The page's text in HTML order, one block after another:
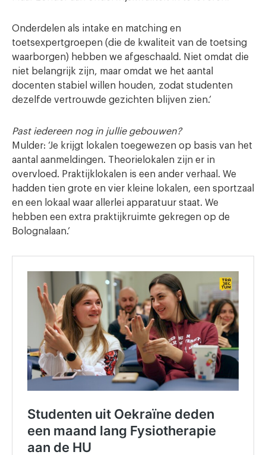
Onderdelen als intake en matching en
toetsexpertgroepen (die de kwaliteit van de toetsing
waarborgen) hebben we afgeschaald. Niet omdat die
niet belangrijk zijn, maar omdat we het aantal
docenten stabiel willen houden, zodat studenten
dezelfde vertrouwde gezichten blijven zien.’
Past iedereen nog in jullie gebouwen?
Mulder: ‘Je krijgt lokalen toegewezen op basis van het
aantal aanmeldingen. Theorielokalen zijn er in
overvloed. Praktijklokalen is een ander verhaal. We
hadden tien grote en vier kleine lokalen, een sportzaal
en een lokaal waar allerlei apparatuur staat. We
hebben een extra praktijkruimte gekregen op de
Bolognalaan.’